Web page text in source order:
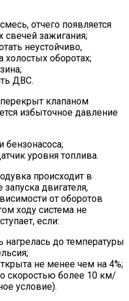
отчего появляется
свечей зажигания;
неустойчиво,
холостых оборотах;
ДВС.
перекрыт клапаном
избыточное давление
бензонасоса;
уровня топлива.
происходит в
двигателя,
от оборотов
ходу система не
если:
до температуры
не менее чем на 4%;
скоростью более 10 км/
условие).